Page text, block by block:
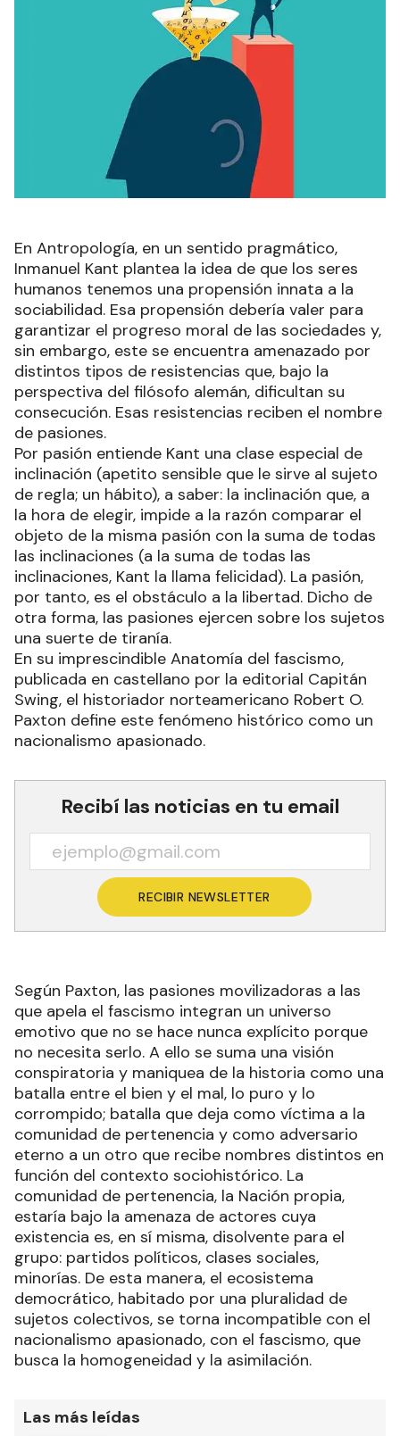
En Antropología, en un sentido pragmático,
Inmanuel Kant plantea la idea de que los seres
humanos tenemos una propensión innata a la
sociabilidad. Esa propensión debería valer para
garantizar el progreso moral de las sociedades y,
sin embargo, este se encuentra amenazado por
distintos tipos de resistencias que, bajo la
perspectiva del filósofo alemán, dificultan su
consecución. Esas resistencias reciben el nombre
de pasiones.
Por pasión entiende Kant una clase especial de
inclinación (apetito sensible que le sirve al sujeto
de regla; un hábito), a saber: la inclinación que, a
la hora de elegir, impide a la razón comparar el
objeto de la misma pasión con la suma de todas
las inclinaciones (a la suma de todas las
inclinaciones, Kant la llama felicidad). La pasión,
por tanto, es el obstáculo a la libertad. Dicho de
otra forma, las pasiones ejercen sobre los sujetos
una suerte de tiranía.
En su imprescindible Anatomía del fascismo,
publicada en castellano por la editorial Capitán
Swing, el historiador norteamericano Robert O.
Paxton define este fenómeno histórico como un
nacionalismo apasionado.
Recibí las noticias en tu email
RECIBIR NEWSLETTER
Según Paxton, las pasiones movilizadoras a las
que apela el fascismo integran un universo
emotivo que no se hace nunca explícito porque
no necesita serlo. A ello se suma una visión
conspiratoria y maniquea de la historia como una
batalla entre el bien y el mal, lo puro y lo
corrompido; batalla que deja como víctima a la
comunidad de pertenencia y como adversario
eterno a un otro que recibe nombres distintos en
función del contexto sociohistórico. La
comunidad de pertenencia, la Nación propia,
estaría bajo la amenaza de actores cuya
existencia es, en sí misma, disolvente para el
grupo: partidos políticos, clases sociales,
minorías. De esta manera, el ecosistema
democrático, habitado por una pluralidad de
sujetos colectivos, se torna incompatible con el
nacionalismo apasionado, con el fascismo, que
busca la homogeneidad y la asimilación.
Las más leídas